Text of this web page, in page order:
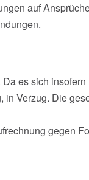
auf
es sich
Verzug. Die
gegen